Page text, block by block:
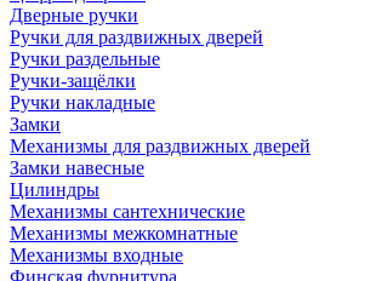
Дверные ручки
Ручки для раздвижных дверей
Ручки раздельные
Ручки-защёлки
Ручки накладные
Замки
Механизмы для раздвижных дверей
Замки навесные
Цилиндры
Механизмы сантехнические
Механизмы межкомнатные
Механизмы входные
Финская фурнитура